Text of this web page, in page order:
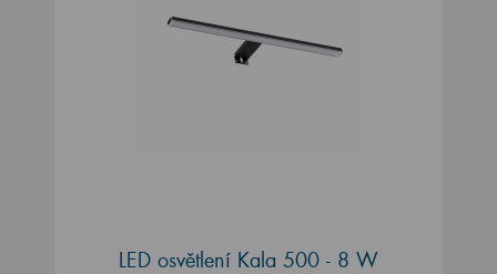
LED osvětlení Kala 500 - 8 W